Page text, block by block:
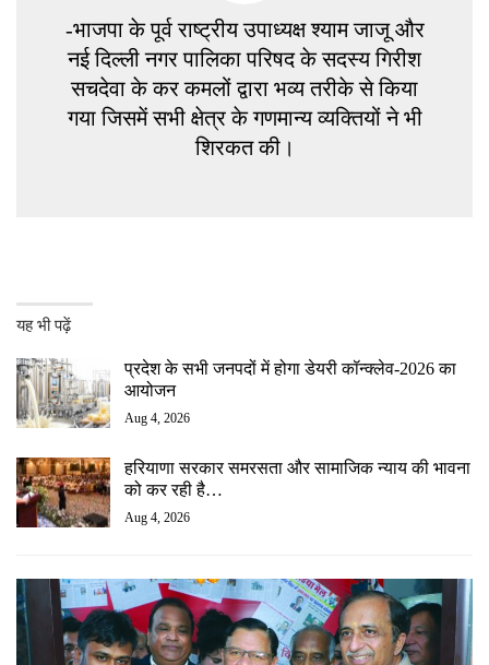
-भाजपा के पूर्व राष्ट्रीय उपाध्यक्ष श्याम जाजू और
नई दिल्ली नगर पालिका परिषद के सदस्य गिरीश
सचदेवा के कर कमलों द्वारा भव्य तरीके से किया
गया जिसमें सभी क्षेत्र के गणमान्य व्यक्तियों ने भी
शिरकत की।
यह भी पढ़ें
प्रदेश के सभी जनपदों में होगा डेयरी कॉन्क्लेव-2026 का
आयोजन
Aug 4, 2026
हरियाणा सरकार समरसता और सामाजिक न्याय की भावना
को कर रही है…
Aug 4, 2026